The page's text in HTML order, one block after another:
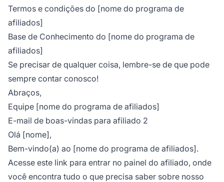
Termos e condições do [nome do programa de
afiliados]
Base de Conhecimento do [nome do programa de
afiliados]
Se precisar de qualquer coisa, lembre-se de que pode
sempre contar conosco!
Abraços,
Equipe [nome do programa de afiliados]
E-mail de boas-vindas para afiliado 2
Olá [nome],
Bem-vindo(a) ao [nome do programa de afiliados].
Acesse este link para entrar no painel do afiliado, onde
você encontra tudo o que precisa saber sobre nosso